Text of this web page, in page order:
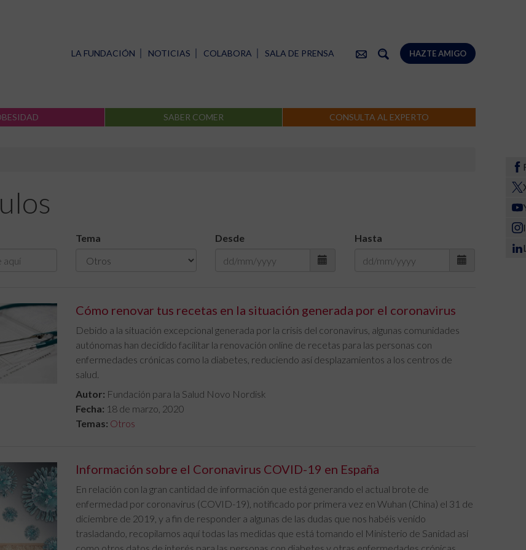
HAZTE AMIGO
LA FUNDACIÓN NOTICIAS COLABORA SALA DE PRENSA
SABER COMER CONSULTA AL EXPERTO
Tema Desde Hasta
Cómo renovar tus recetas en la situación generada por el coronavirus
Debido a la situación excepcional generada por la crisis del coronavirus, algunas comunidades
autónomas han decidido facilitar la renovación online de recetas para las personas con
enfermedades crónicas como la diabetes, reduciendo así desplazamientos a los centros de
salud.
Autor: Fundación para la Salud Novo Nordisk
Fecha: 18 de marzo, 2020
Temas: Otros
Información sobre el Coronavirus COVID-19 en España
En relación con la gran cantidad de información que está generando el actual brote de
enfermedad por coronavirus (COVID-19), notificado por primera vez en Wuhan (China) el 31 de
diciembre de 2019, y a fin de responder a algunas de las dudas que nos habéis venido
trasladando, recopilamos aquí todas las medidas que está tomando el Ministerio de Sanidad así